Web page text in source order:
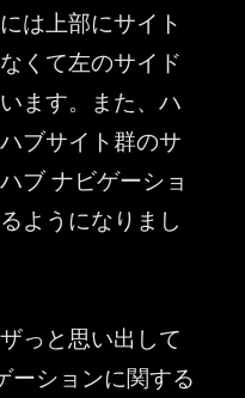
は上部にサイト
くて左のサイド
ます。また、ハ
ブサイト群のサ
ブ ナビゲーショ
ようになりまし
っと思い出して
ーションに関する